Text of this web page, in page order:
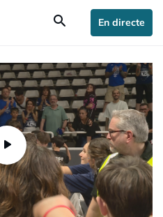
search En directe